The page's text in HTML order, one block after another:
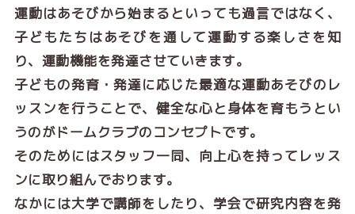
運動はあそびから始まるといっても過言ではなく、
子どもたちはあそびを通して運動する楽しさを知
り、運動機能を発達させていきます。
子どもの発育・発達に応じた最適な運動あそびのレ
ッスンを行うことで、健全な心と身体を育もうとい
うのがドームクラブのコンセプトです。
そのためにはスタッフ一同、向上心を持ってレッス
ンに取り組んでおります。
なかには大学で講師をしたり、学会で研究内容を発